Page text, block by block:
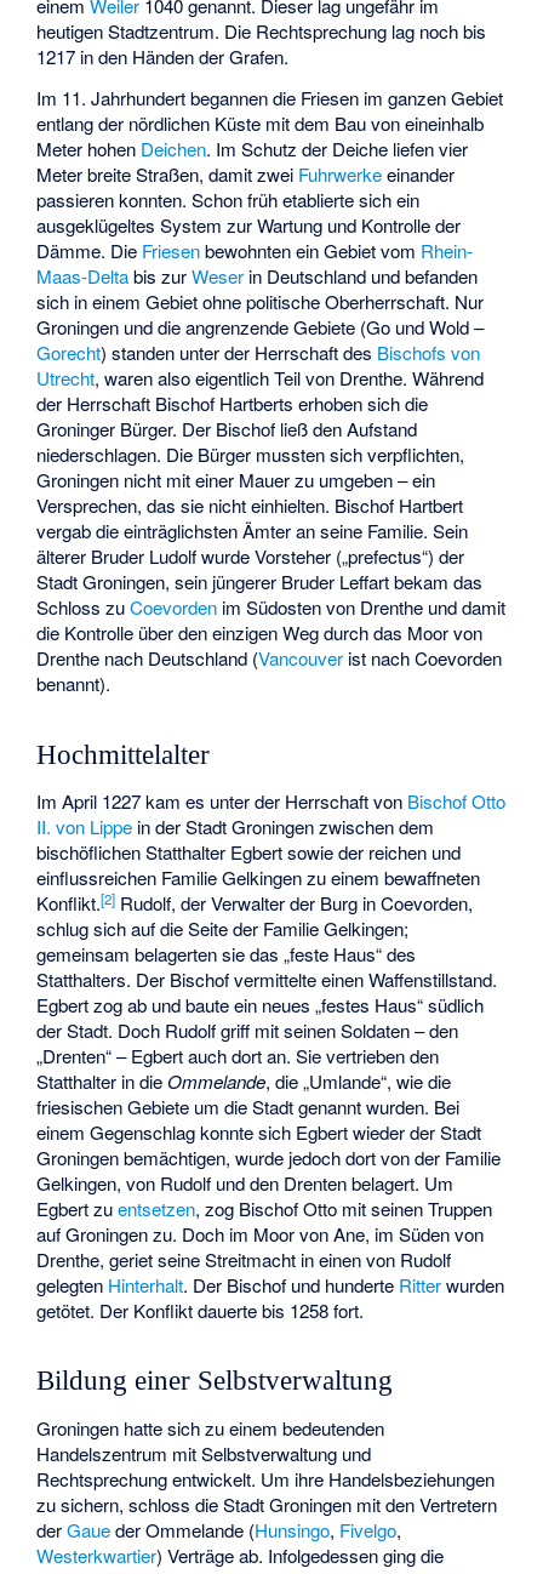
einemWeiler 1040 genannt. Dieser lag ungefähr im
heutigen Stadtzentrum. Die Rechtsprechung lag noch bis
1217 in den Händen der Grafen.
Im 11. Jahrhundert begannen die Friesen im ganzen Gebiet
entlang der nördlichen Küste mit dem Bau von eineinhalb
Meter hohen Deichen. Im Schutz der Deiche liefen vier
Meter breite Straßen, damit zwei Fuhrwerkeeinander
passieren konnten. Schon früh etablierte sich ein
ausgeklügeltes System zur Wartung und Kontrolle der
Dämme. Die Friesenbewohnten ein Gebiet vom Rhein-
Maas-Deltabis zurWeser in Deutschland und befanden
sich in einem Gebiet ohne politische Oberherrschaft. Nur
Groningen und die angrenzende Gebiete (Go und Wold –
Gorecht) standen unter der Herrschaft des Bischofs von
Utrecht, waren also eigentlich Teil von Drenthe. Während
der Herrschaft Bischof Hartberts erhoben sich die
Groninger Bürger. Der Bischof ließ den Aufstand
niederschlagen. Die Bürger mussten sich verpflichten,
Groningen nicht mit einer Mauer zu umgeben – ein
Versprechen, das sie nicht einhielten. Bischof Hartbert
vergab die einträglichsten Ämter an seine Familie. Sein
älterer Bruder Ludolf wurde Vorsteher („prefectus“) der
Stadt Groningen, sein jüngerer Bruder Leffart bekam das
Schloss zuCoevorden im Südosten von Drenthe und damit
die Kontrolle über den einzigen Weg durch das Moor von
Drenthe nach Deutschland (Vancouver ist nach Coevorden
benannt).
Hochmittelalter
Im April 1227 kam es unter der Herrschaft von Bischof Otto
II. von Lippe in der Stadt Groningen zwischen dem
bischöflichen Statthalter Egbert sowie der reichen und
einflussreichen Familie Gelkingen zu einem bewaffneten
Konflikt.[2] Rudolf, der Verwalter der Burg in Coevorden,
schlug sich auf die Seite der Familie Gelkingen;
gemeinsam belagerten sie das „feste Haus“ des
Statthalters. Der Bischof vermittelte einen Waffenstillstand.
Egbert zog ab und baute ein neues „festes Haus“ südlich
der Stadt. Doch Rudolf griff mit seinen Soldaten – den
„Drenten“ – Egbert auch dort an. Sie vertrieben den
Statthalter in dieOmmelande, die „Umlande“, wie die
friesischen Gebiete um die Stadt genannt wurden. Bei
einem Gegenschlag konnte sich Egbert wieder der Stadt
Groningen bemächtigen, wurde jedoch dort von der Familie
Gelkingen, von Rudolf und den Drenten belagert. Um
Egbert zuentsetzen, zog Bischof Otto mit seinen Truppen
auf Groningen zu. Doch im Moor von Ane, im Süden von
Drenthe, geriet seineStreitmacht in einen von Rudolf
gelegten Hinterhalt. Der Bischof und hunderte Ritterwurden
getötet. Der Konflikt dauerte bis 1258 fort.
Bildung einer Selbstverwaltung
Groningen hatte sich zu einem bedeutenden
Handelszentrum mit Selbstverwaltung und
Rechtsprechung entwickelt. Um ihre Handelsbeziehungen
zu sichern, schloss die Stadt Groningen mit den Vertretern
derGaueder Ommelande (Hunsingo, Fivelgo,
Westerkwartier) Verträge ab. Infolgedessen ging die